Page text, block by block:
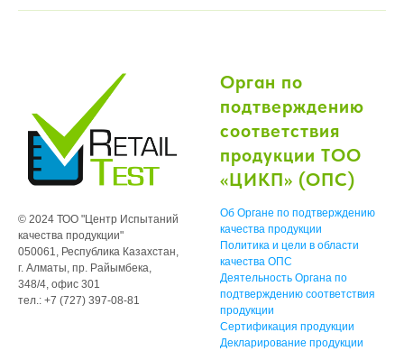
© 2024 ТОО "Центр Испытаний
качества продукции"
050061, Республика Казахстан,
г. Алматы, пр. Райымбека,
348/4, офис 301
тел.: +7 (727) 397-08-81
Орган по
подтверждению
соответствия
продукции ТОО
«ЦИКП» (ОПС)
Об Органе по подтверждению
качества продукции
Политика и цели в области
качества ОПС
Деятельность Органа по
подтверждению соответствия
продукции
Сертификация продукции
Декларирование продукции